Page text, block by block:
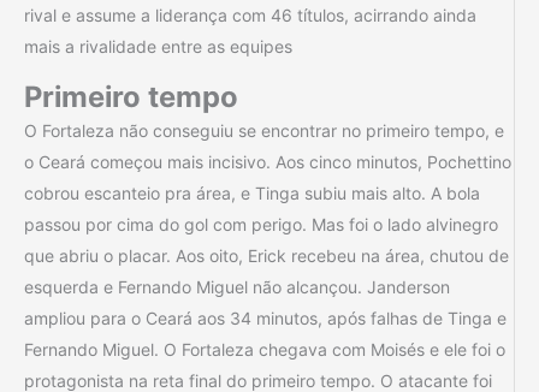
rival e assume a liderança com 46 títulos, acirrando ainda
mais a rivalidade entre as equipes
Primeiro tempo
O Fortaleza não conseguiu se encontrar no primeiro tempo, e
o Ceará começou mais incisivo. Aos cinco minutos, Pochettino
cobrou escanteio pra área, e Tinga subiu mais alto. A bola
passou por cima do gol com perigo. Mas foi o lado alvinegro
que abriu o placar. Aos oito, Erick recebeu na área, chutou de
esquerda e Fernando Miguel não alcançou. Janderson
ampliou para o Ceará aos 34 minutos, após falhas de Tinga e
Fernando Miguel. O Fortaleza chegava com Moisés e ele foi o
protagonista na reta final do primeiro tempo. O atacante foi